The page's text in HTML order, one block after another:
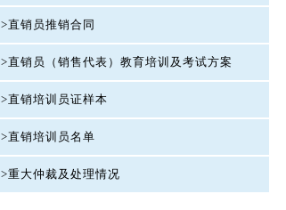
>直销员推销合同
>直销员（销售代表）教育培训及考试方案
>直销培训员证样本
>直销培训员名单
>重大仲裁及处理情况